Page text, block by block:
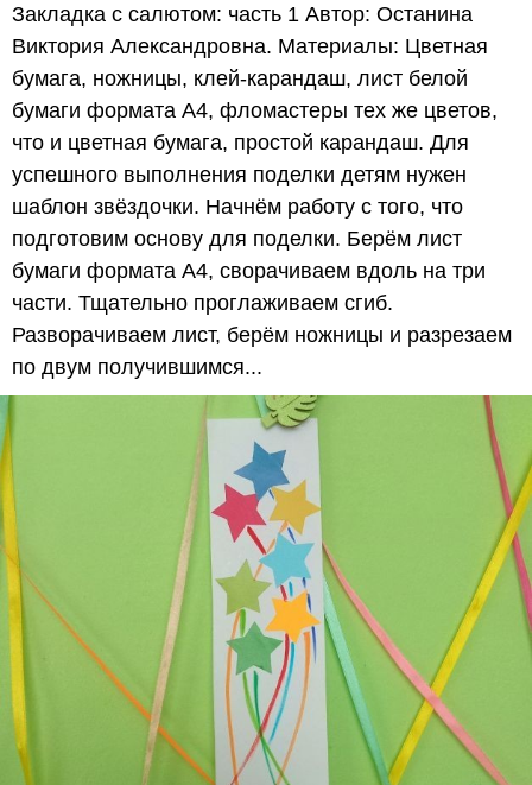
Закладка с салютом: часть 1 Автор: Останина
Виктория Александровна. Материалы: Цветная
бумага, ножницы, клей-карандаш, лист белой
бумаги формата А4, фломастеры тех же цветов,
что и цветная бумага, простой карандаш. Для
успешного выполнения поделки детям нужен
шаблон звёздочки. Начнём работу с того, что
подготовим основу для поделки. Берём лист
бумаги формата А4, сворачиваем вдоль на три
части. Тщательно проглаживаем сгиб.
Разворачиваем лист, берём ножницы и разрезаем
по двум получившимся...